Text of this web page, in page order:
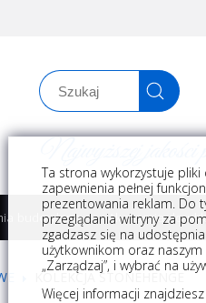
budowlana Akcesoria do
KOLEKCJA STONEHENGE
Ta strona wykorzystuje
zapewnienia pełnej
prezentowania reklam. Do
przeglądania witryny za
zgadzasz się na
użytkownikom oraz
„Zarządzaj”, i wybrać na
Więcej informacji